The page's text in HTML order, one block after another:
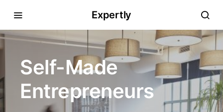
Expertly
Self-Made
Entrepreneurs